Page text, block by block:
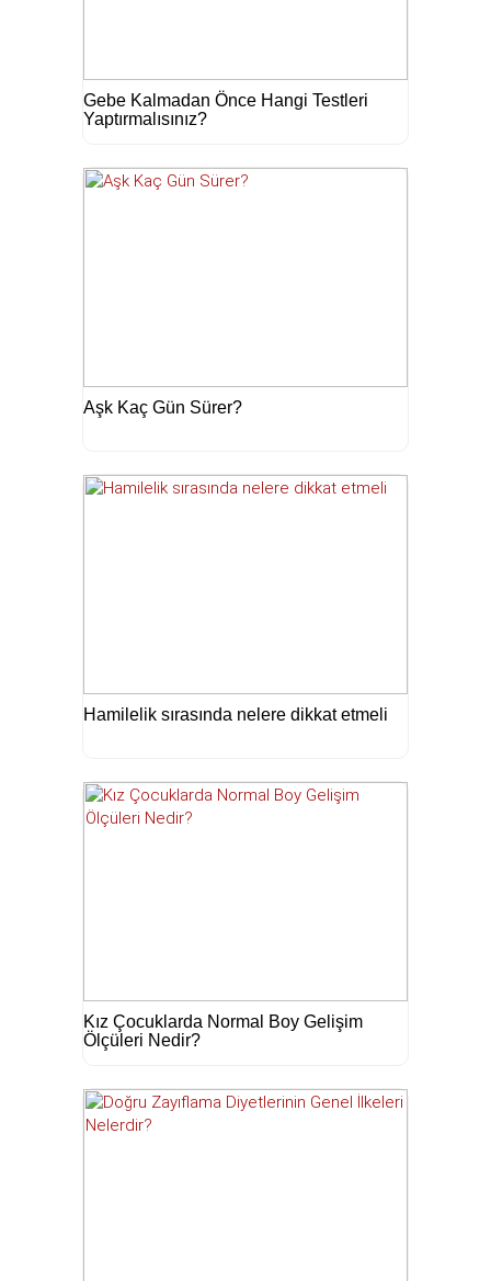
Gebe Kalmadan Önce Hangi Testleri
Yaptırmalısınız?
Aşk Kaç Gün Sürer?
Hamilelik sırasında nelere dikkat etmeli
Kız Çocuklarda Normal Boy Gelişim
Ölçüleri Nedir?